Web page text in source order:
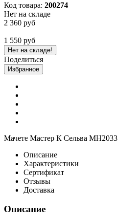
Код товара: 200274
Нет на складе
2 360 руб
1 550 руб
Нет на складе!
Поделиться
Избранное
Мачете Мастер К Сельва MH2033
Описание
Характеристики
Сертификат
Отзывы
Доставка
Описание